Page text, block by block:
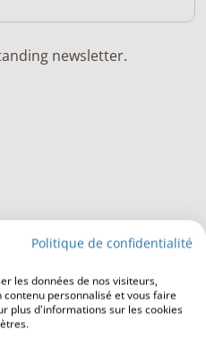
newsletter.
Politique de confidentialité
les données de nos visiteurs,
personnalisé et vous faire
plus d'informations sur les cookies